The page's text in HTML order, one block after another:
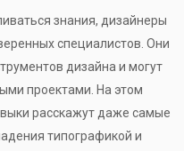
знания, дизайнеры
специалистов. Они
дизайна и могут
проектами. На этом
расскажут даже самые
типографикой и